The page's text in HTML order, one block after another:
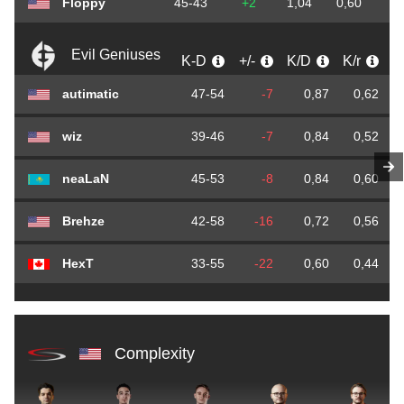
Evil Geniuses K-D +/- K/D K/r
autimatic 47-54 -7 0,87 0,62
wiz 39-46 -7 0,84 0,52
neaLaN 45-53 -8 0,84 0,60
Brehze 42-58 -16 0,72 0,56
HexT 33-55 -22 0,60 0,44
Complexity